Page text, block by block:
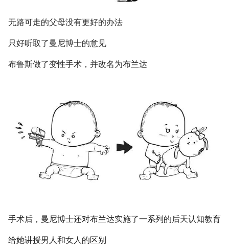
无路可走的父母没有更好的办法
只好听取了曼尼博士的意见
布鲁斯做了变性手术，并改名为布兰达
手术后，曼尼博士还对布兰达实施了一系列的后天认知教育
给她讲授男人和女人的区别